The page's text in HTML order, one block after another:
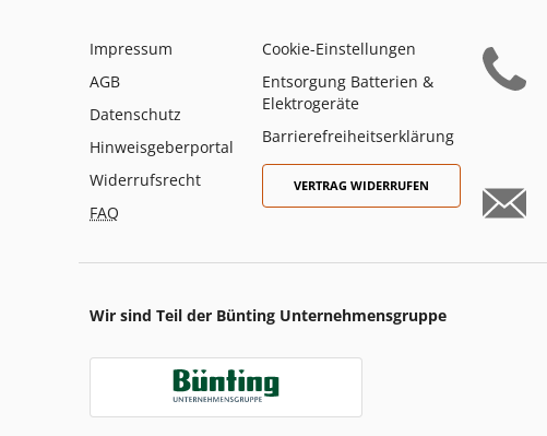
Impressum
AGB
Datenschutz
Hinweisgeberportal
Widerrufsrecht
FAQ
Cookie-Einstellungen
Entsorgung Batterien &
Elektrogeräte
Barrierefreiheitserklärung
VERTRAG WIDERRUFEN
Wir sind Teil der Bünting Unternehmensgruppe